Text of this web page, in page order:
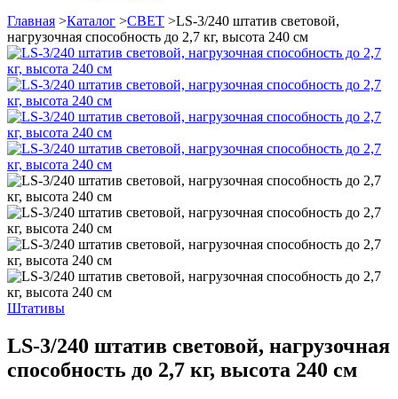
Главная >Каталог >СВЕТ >LS-3/240 штатив световой,
нагрузочная способность до 2,7 кг, высота 240 см
Штативы
LS-3/240 штатив световой, нагрузочная
способность до 2,7 кг, высота 240 см